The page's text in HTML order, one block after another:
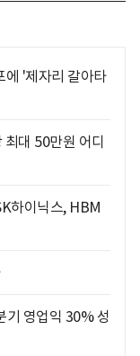
'제자리 갈아타
대 50만원 어디
하이닉스, HBM
영업익 30% 성